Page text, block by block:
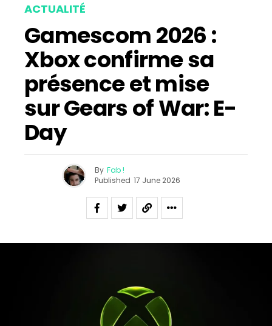
ACTUALITÉ
Gamescom 2026 :
Xbox confirme sa
présence et mise
sur Gears of War: E-
Day
By Fab !
Published 17 June 2026